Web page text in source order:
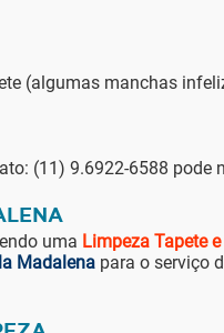
(algumas manchas
(11) 9.6922-6588 pode
uma Limpeza Tapete
Madalena para o serviço